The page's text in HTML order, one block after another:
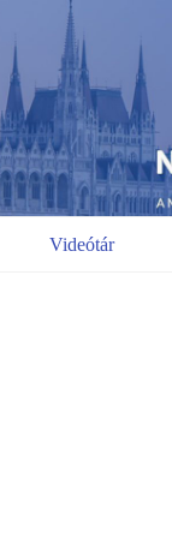
Videótár